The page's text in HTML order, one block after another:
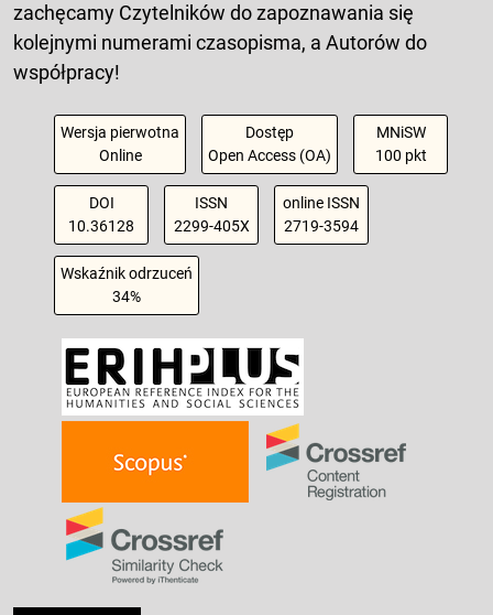
zachęcamy Czytelników do zapoznawania się
kolejnymi numerami czasopisma, a Autorów do
współpracy!
Wersja pierwotna
Online
Dostęp
Open Access (OA)
MNiSW
100 pkt
DOI
10.36128
ISSN
2299-405X
online ISSN
2719-3594
Wskaźnik odrzuceń
34%